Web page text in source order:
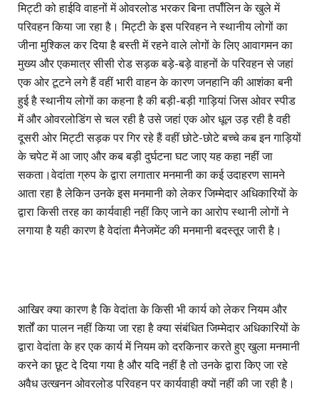
मिट्टी को हाईवि वाहनों में ओवरलोड भरकर बिना तर्पॉलिन के खुले में
परिवहन किया जा रहा है। मिट्टी के इस परिवहन ने स्थानीय लोगों का
जीना मुश्किल कर दिया है बस्ती में रहने वाले लोगों के लिए आवागमन का
मुख्य और एकमात्र सीसी रोड सड़क बड़े-बड़े वाहनों के परिवहन से जहां
एक ओर टूटने लगे हैं वहीं भारी वाहन के कारण जनहानि की आशंका बनी
हुई है स्थानीय लोगों का कहना है की बड़ी-बड़ी गाड़ियां जिस ओवर स्पीड
में और ओवरलोडिंग से चल रही है उसे जहां एक ओर धूल उड़ रही है वही
दूसरी ओर मिट्टी सड़क पर गिर रहे हैं वहीं छोटे-छोटे बच्चे कब इन गाड़ियों
के चपेट में आ जाए और कब बड़ी दुर्घटना घट जाए यह कहा नहीं जा
सकता।वेदांता ग्रुप के द्वारा लगातार मनमानी का कई उदाहरण सामने
आता रहा है लेकिन उनके इस मनमानी को लेकर जिम्मेदार अधिकारियों के
द्वारा किसी तरह का कार्यवाही नहीं किए जाने का आरोप स्थानी लोगों ने
लगाया है यही कारण है वेदांता मैनेजमेंट की मनमानी बदस्तूर जारी है।
आखिर क्या कारण है कि वेदांता के किसी भी कार्य को लेकर नियम और
शर्तों का पालन नहीं किया जा रहा है क्या संबंधित जिम्मेदार अधिकारियों के
द्वारा वेदांता के हर एक कार्य में नियम को दरकिनार करते हुए खुला मनमानी
करने का छूट दे दिया गया है और यदि नहीं है तो उनके द्वारा किए जा रहे
अवैध उत्खनन ओवरलोड परिवहन पर कार्यवाही क्यों नहीं की जा रही है।